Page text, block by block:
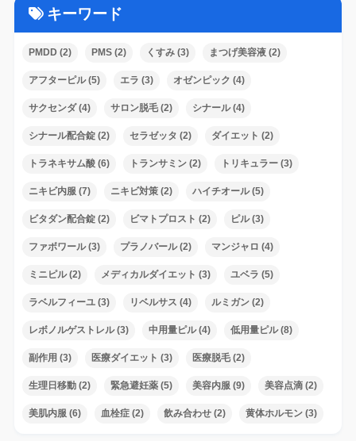
キーワード
PMDD (2) PMS(2) くすみ(3) まつげ美容液(2)
アフターピル(5) エラ (3) オゼンピック (4)
サクセンダ(4) サロン脱毛(2) シナール(4)
シナール配合錠(2) セラゼッタ (2) ダイエット (2)
トラネキサム酸(6) トランサミン(2) トリキュラー(3)
ニキビ内服 (7) ニキビ対策(2) ハイチオール(5)
ビタダン配合錠(2) ビマトプロスト (2) ピル(3)
ファボワール(3) プラノバール(2) マンジャロ (4)
ミニピル(2) メディカルダイエット (3) ユベラ (5)
ラベルフィーユ(3) リベルサス (4) ルミガン(2)
レボノルゲストレル(3) 中用量ピル(4) 低用量ピル(8)
副作用 (3) 医療ダイエット (3) 医療脱毛(2)
生理日移動(2) 緊急避妊薬(5) 美容内服 (9) 美容点滴(2)
美肌内服 (6) 血栓症(2) 飲み合わせ(2) 黄体ホルモン(3)